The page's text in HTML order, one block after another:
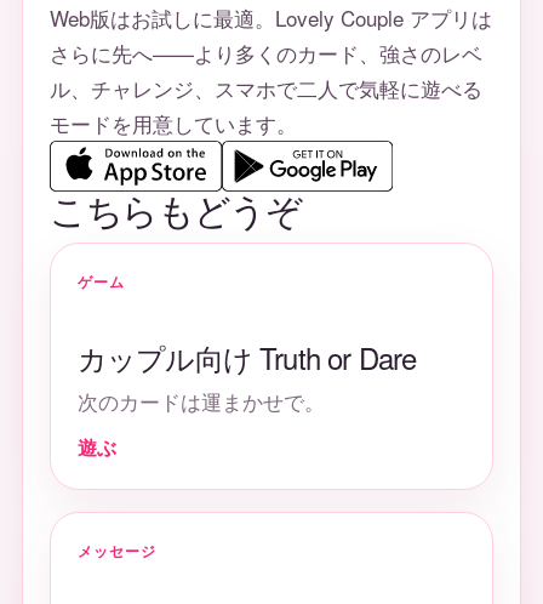
Web版はお試しに最適。Lovely Couple アプリは
さらに先へ——より多くのカード、強さのレベ
ル、チャレンジ、スマホで二人で気軽に遊べる
モードを用意しています。
こちらもどうぞ
ゲーム
カップル向け Truth or Dare
次のカードは運まかせで。
遊ぶ
メッセージ